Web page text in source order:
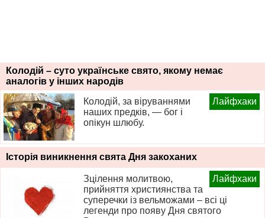
Колодій – суто українське свято, якому немає
аналогів у інших народів
Лайфхаки
Колодій, за віруваннями
наших предків, — бог і
опікун шлюбу.
Історія виникнення свята Дня закоханих
Лайфхаки
Зцілення молитвою,
прийняття християнства та
суперечки із вельможами – всі ці
легенди про появу Дня святого